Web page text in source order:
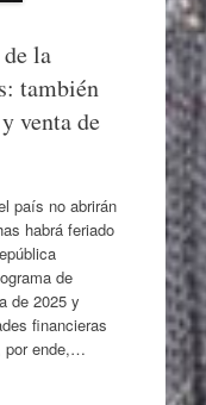
la
también
venta de
país no abrirán
habrá feriado
de
de 2025 y
financieras
por ende,…